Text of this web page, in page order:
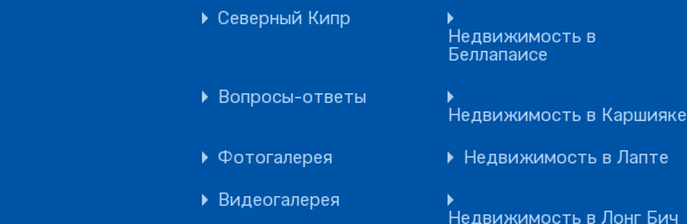
Северный Кипр
Недвижимость в
Беллапаисе
Вопросы-ответы
Недвижимость в Каршияке
Фотогалерея
Недвижимость в Лапте
Видеогалерея
Недвижимость в Лонг Бич